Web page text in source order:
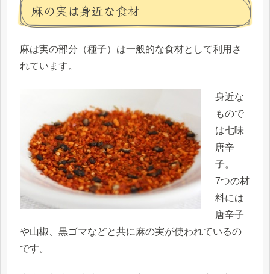
麻の実は身近な食材
麻は実の部分（種子）は一般的な食材として利用さ
れています。
身近な
もので
は七味
唐辛
子。
7つの材
料には
唐辛子
や山椒、黒ゴマなどと共に麻の実が使われているの
です。